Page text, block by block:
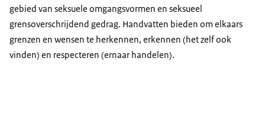
gebied van seksuele omgangsvormen en seksueel
grensoverschrijdend gedrag. Handvatten bieden om elkaars
grenzen en wensen te herkennen, erkennen (het zelf ook
vinden) en respecteren (ernaar handelen).